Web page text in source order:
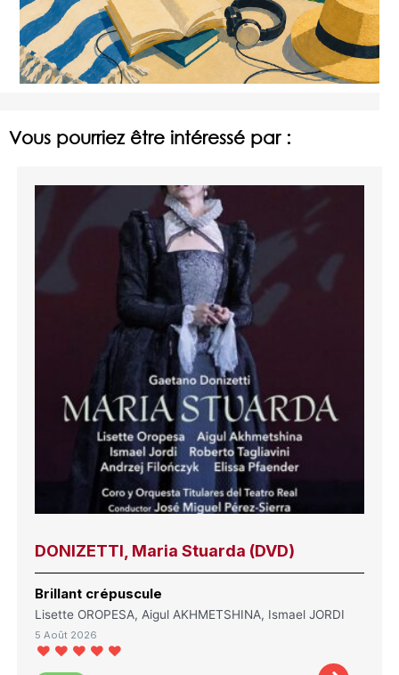
Vous pourriez être intéressé par :
DONIZETTI, Maria Stuarda (DVD)
Brillant crépuscule
Lisette OROPESA, Aigul AKHMETSHINA, Ismael JORDI
5 Août 2026